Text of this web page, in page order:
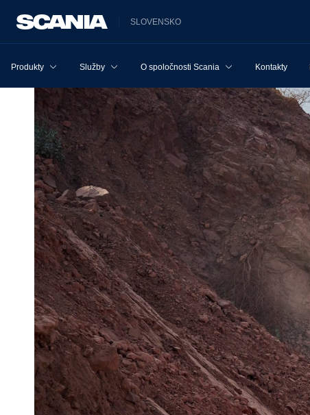
SLOVENSKO
Produkty Služby O spoločnosti Scania Kontakty